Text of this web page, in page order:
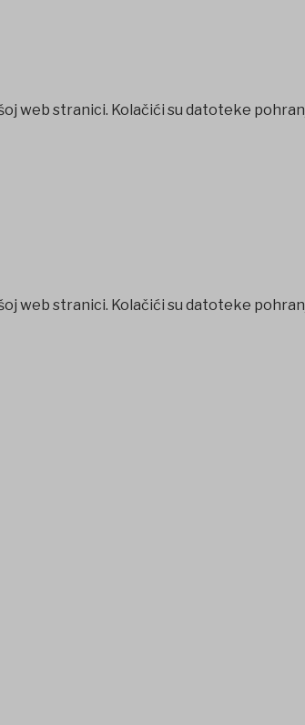
web stranici. Kolačići su datoteke
web stranici. Kolačići su datoteke